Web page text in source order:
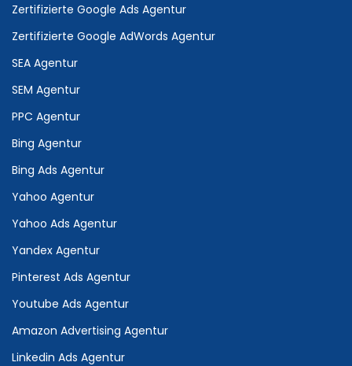
Zertifizierte Google Ads Agentur
Zertifizierte Google AdWords Agentur
SEA Agentur
SEM Agentur
PPC Agentur
Bing Agentur
Bing Ads Agentur
Yahoo Agentur
Yahoo Ads Agentur
Yandex Agentur
Pinterest Ads Agentur
Youtube Ads Agentur
Amazon Advertising Agentur
Linkedin Ads Agentur